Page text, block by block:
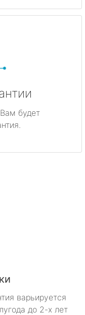
будет
варьируется
до 2-х лет